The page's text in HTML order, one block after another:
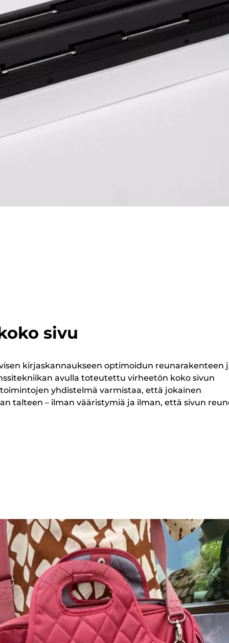
sivu
kirjaskannaukseen optimoidun reunarakenteen
avulla toteutettu virheetön koko sivun
yhdistelmä varmistaa, että jokainen
talteen – ilman vääristymiä ja ilman, että sivun